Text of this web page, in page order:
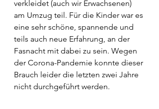
verkleidet (auch wir Erwachsenen)
am Umzug teil. Für die Kinder war es
eine sehr schöne, spannende und
teils auch neue Erfahrung, an der
Fasnacht mit dabei zu sein. Wegen
der Corona-Pandemie konnte dieser
Brauch leider die letzten zwei Jahre
nicht durchgeführt werden.